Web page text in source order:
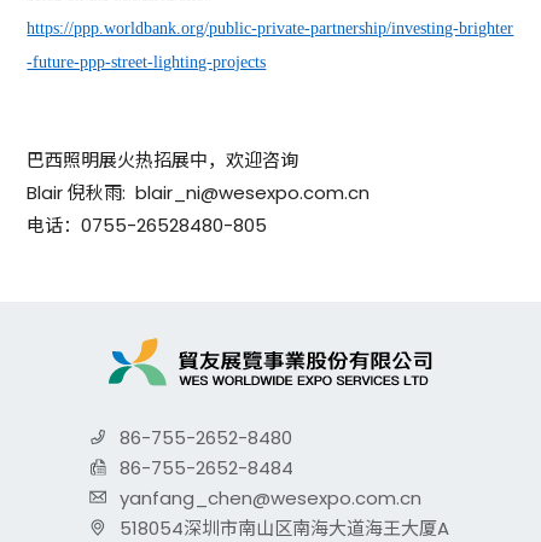
https://ppp.worldbank.org/public-private-partnership/investing-brighter
-future-ppp-street-lighting-projects
巴西照明展火热招展中，欢迎咨询
Blair 倪秋雨: blair_ni@wesexpo.com.cn
电话：0755-26528480-805
86-755-2652-8480
86-755-2652-8484
yanfang_chen@wesexpo.com.cn
518054深圳市南山区南海大道海王大厦A